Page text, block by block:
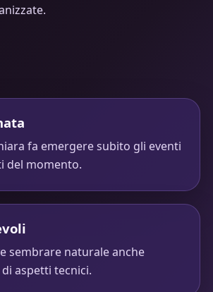
fa emergere subito gli eventi
del momento.
sembrare naturale anche
aspetti tecnici.